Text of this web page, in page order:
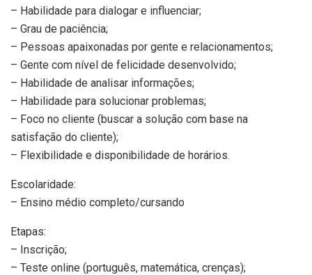
– Habilidade para dialogar e influenciar;
– Grau de paciência;
– Pessoas apaixonadas por gente e relacionamentos;
– Gente com nível de felicidade desenvolvido;
– Habilidade de analisar informações;
– Habilidade para solucionar problemas;
– Foco no cliente (buscar a solução com base na
satisfação do cliente);
– Flexibilidade e disponibilidade de horários.
Escolaridade:
– Ensino médio completo/cursando
Etapas:
– Inscrição;
– Teste online (português, matemática, crenças);